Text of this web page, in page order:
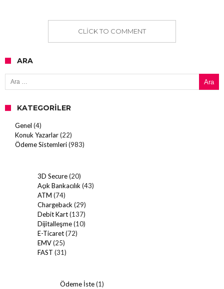
CLICK TO COMMENT
ARA
Arama:
KATEGORILER
Genel (4)
Konuk Yazarlar(22)
Ödeme Sistemleri(983)
3D Secure(20)
Açık Bankacılık(43)
ATM (74)
Chargeback(29)
Debit Kart(137)
Dijitalleşme(10)
E-Ticaret(72)
EMV(25)
FAST (31)
Ödeme İste(1)